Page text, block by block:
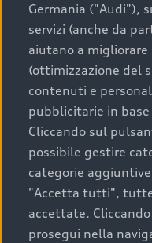
La qualità di
un’auto
Scegliere un’auto usata
convenienza,
acquisto sicuro, è
determinanti come la
marchio. Audi offre
Prima Scelta :plus
Germania ("Audi"),
servizi (anche da
aiutano a
(ottimizzazione del
contenuti e
pubblicitarie in
Cliccando sul
possibile gestire
categorie
"Accetta tutti", tutte
accettate.
prosegui nella